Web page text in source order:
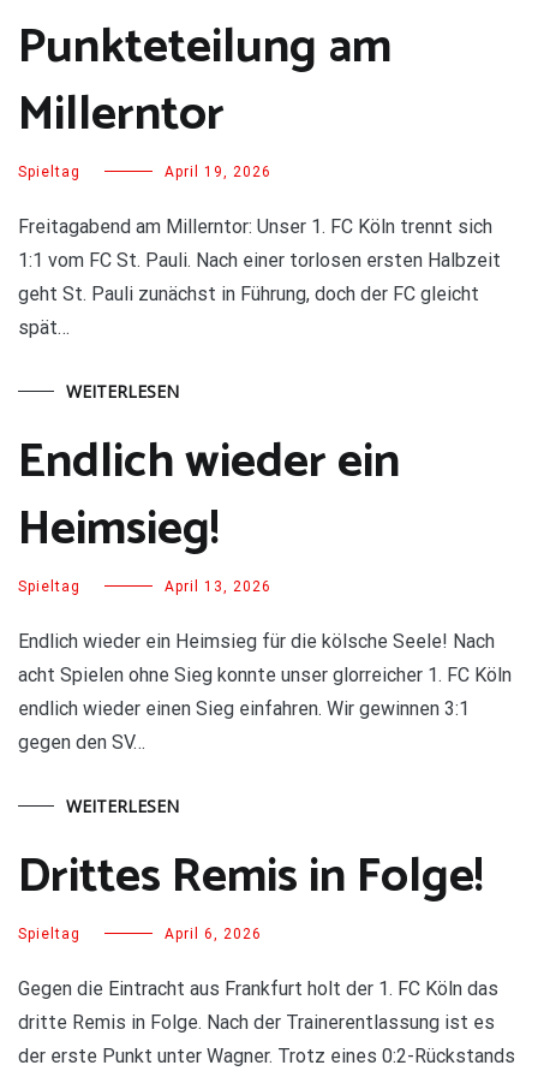
Punkteteilung am
Millerntor
Spieltag April 19, 2026
Freitagabend am Millerntor: Unser 1. FC Köln trennt sich
1:1 vom FC St. Pauli. Nach einer torlosen ersten Halbzeit
geht St. Pauli zunächst in Führung, doch der FC gleicht
spät…
WEITERLESEN
Endlich wieder ein
Heimsieg!
Spieltag April 13, 2026
Endlich wieder ein Heimsieg für die kölsche Seele! Nach
acht Spielen ohne Sieg konnte unser glorreicher 1. FC Köln
endlich wieder einen Sieg einfahren. Wir gewinnen 3:1
gegen den SV…
WEITERLESEN
Drittes Remis in Folge!
Spieltag April 6, 2026
Gegen die Eintracht aus Frankfurt holt der 1. FC Köln das
dritte Remis in Folge. Nach der Trainerentlassung ist es
der erste Punkt unter Wagner. Trotz eines 0:2-Rückstands